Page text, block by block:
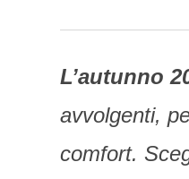
L’autunno
avvolgenti,
comfort.